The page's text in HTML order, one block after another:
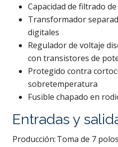
Capacidad de filtrado de
Transformador
digitales
Regulador de voltaje
con transistores de
Protegido contra
sobretemperatura
Fusible chapado en
Entradas y
Producción:Toma de 7